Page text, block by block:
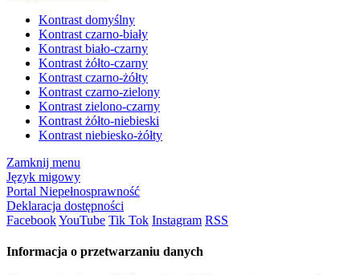
Kontrast domyślny
Kontrast czarno-biały
Kontrast biało-czarny
Kontrast żółto-czarny
Kontrast czarno-żółty
Kontrast czarno-zielony
Kontrast zielono-czarny
Kontrast żółto-niebieski
Kontrast niebiesko-żółty
Zamknij menu
Język migowy
Portal Niepełnosprawność
Deklaracja dostępności
FacebookYouTube Tik Tok Instagram RSS
Informacja o przetwarzaniu danych